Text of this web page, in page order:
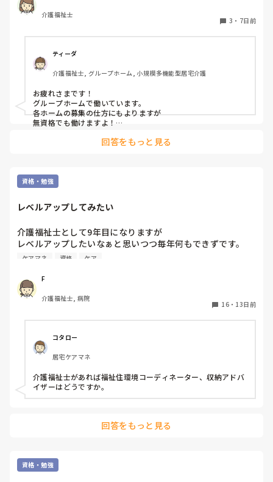
介護福祉士
3 ・ 7日前
ティーダ
介護福祉士, グループホーム, 小規模多機能型居宅介護
お疲れさまです！
グループホームで働いています。
各ホームの募集の仕方にもよりますが
無資格でも働けますよ！
認知症に関してはもしかしたら
出来る職員がいて基本はは全ての業務をこなすので
私のところでは1日に早、日、遅、夜の4人がいれば対応出来て
（本当に人がいない時ですが…最悪早番以外いなくても、それ
なのでそういう人が足りていない施設にとっては貴重な存在に
なるし、直接介助しなくても現場で利用者様と会話はするの
で、ご自身にも良い経験になると思います。
そこから興味があればですが、資格取得支援が受けられる可能
性もありますし(^^)
回答をもっと見る
資格・勉強
レベルアップしてみたい
介護福祉士として9年目になりますが
レベルアップしたいなぁと思いつつ毎年何もできずです。
ケアマネも考えていますが、何か良さそうな
ケアマネ 資格 ケア
F
介護福祉士, 病院
16・ 13日前
コタロー
居宅ケアマネ
介護福祉士があれば福祉住環境コーディネーター、収納アドバ
イザーはどうですか。
回答をもっと見る
資格・勉強